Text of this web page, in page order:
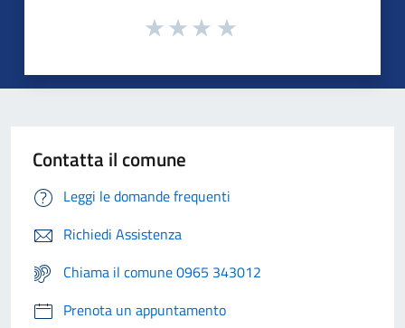
Contatta il comune
Leggi le domande frequenti
Richiedi Assistenza
Chiama il comune 0965 343012
Prenota un appuntamento